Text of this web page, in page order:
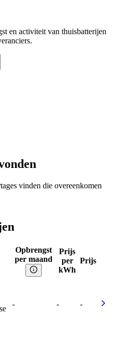
en activiteit van thuisbatterijen
vinden die overeenkomen
Opbrengst
per maand
Prijs
per
kWh
Prijs
- - -